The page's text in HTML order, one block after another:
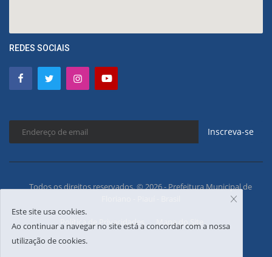
REDES SOCIAIS
Inscreva-se
Todos os direitos reservados. © 2026 - Prefeitura Municipal de
Política de Privacidades Mapa do Site
Este site usa cookies.
Ao continuar a navegar no site está a concordar com a nossa
utilização de cookies.